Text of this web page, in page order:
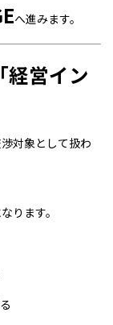
へ進みます。
経営イン
対象として扱わ
ります。